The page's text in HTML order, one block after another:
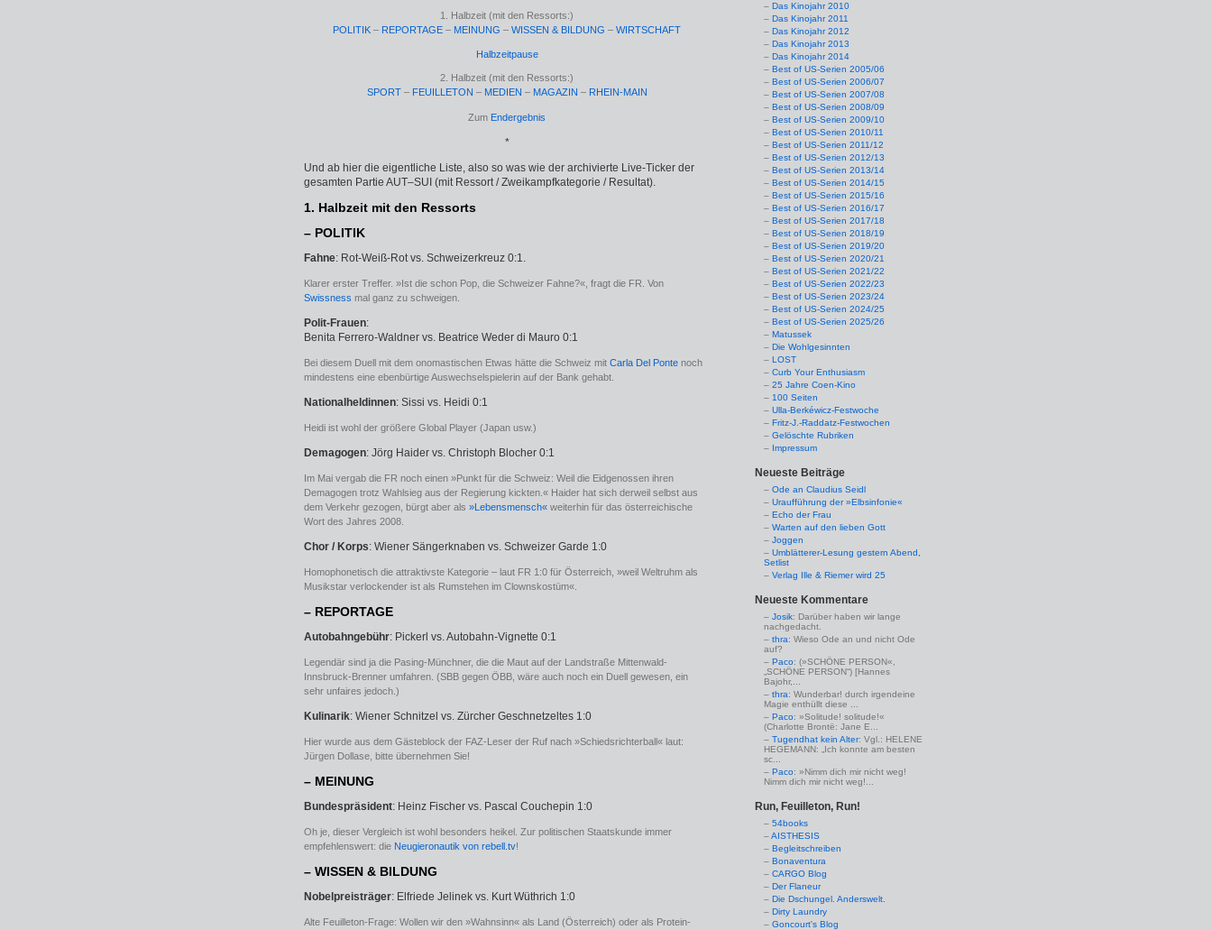
1. Halbzeit (mit den Ressorts:)
POLITIK – REPORTAGE – MEINUNG – WISSEN & BILDUNG – WIRTSCHAFT
Halbzeitpause
2. Halbzeit (mit den Ressorts:)
SPORT– FEUILLETON – MEDIEN – MAGAZIN – RHEIN-MAIN
Zum Endergebnis
*
Und ab hier die eigentliche Liste, also so was wie der archivierte Live-Ticker der
gesamten Partie AUT–SUI (mit Ressort / Zwei­kampfkategorie / Resultat).
1. Halbzeit mit den Ressorts
– POLITIK
Fahne: Rot-Weiß-Rot vs. Schweizerkreuz 0:1.
Klarer erster Treffer. »Ist die schon Pop, die Schweizer Fahne?«, fragt die FR. Von
Swissness mal ganz zu schweigen.
Polit-Frauen:
Benita Ferrero-Waldner vs. Beatrice Weder di Mauro 0:1
Bei diesem Duell mit dem onomastischen Etwas hätte die Schweiz mit Carla Del Ponte noch
mindestens eine ebenbürtige Auswechselspielerin auf der Bank gehabt.
Nationalheldinnen: Sissi vs. Heidi 0:1
Heidi ist wohl der größere Global Player (Japan usw.)
Demagogen: Jörg Haider vs. Christoph Blocher 0:1
Im Mai vergab die FR noch einen »Punkt für die Schweiz: Weil die Eidgenossen ihren
Demagogen trotz Wahlsieg aus der Regierung kickten.« Haider hat sich derweil selbst aus
dem Verkehr gezogen, bürgt aber als »Lebensmensch« weiterhin für das österreichische
Wort des Jahres 2008.
Chor / Korps: Wiener Sängerknaben vs. Schweizer Garde 1:0
Homophonetisch die attraktivste Kategorie – laut FR 1:0 für Österreich, »weil Weltruhm als
Musikstar verlockender ist als Rumstehen im Clownskostüm«.
– REPORTAGE
Autobahngebühr: Pickerl vs. Autobahn-Vignette 0:1
Legendär sind ja die Pasing-Münchner, die die Maut auf der Landstraße Mittenwald-
Innsbruck-Brenner umfahren. (SBB gegen ÖBB, wäre auch noch ein Duell gewesen, ein
sehr unfaires jedoch.)
Kulinarik: Wiener Schnitzel vs. Zürcher Geschnetzeltes 1:0
Hier wurde aus dem Gästeblock der FAZ-Leser der Ruf nach »Schiedsrichterball« laut:
Jürgen Dollase, bitte übernehmen Sie!
– MEINUNG
Bundespräsident: Heinz Fischer vs. Pascal Couchepin 1:0
Oh je, dieser Vergleich ist wohl besonders heikel. Zur politischen Staatskunde immer
empfehlenswert: die Neugieronautik von rebell.tv!
– WISSEN & BILDUNG
Nobelpreisträger: Elfriede Jelinek vs. Kurt Wüthrich 1:0
Alte Feuilleton-Frage: Wollen wir den »Wahnsinn« als Land (Österreich) oder als Protein-
Das Kinojahr 2010
Das Kinojahr 2011
Das Kinojahr 2012
Das Kinojahr 2013
Das Kinojahr 2014
Best of US-Serien 2005/06
Best of US-Serien 2006/07
Best of US-Serien 2007/08
Best of US-Serien 2008/09
Best of US-Serien 2009/10
Best of US-Serien 2010/11
Best of US-Serien 2011/12
Best of US-Serien 2012/13
Best of US-Serien 2013/14
Best of US-Serien 2014/15
Best of US-Serien 2015/16
Best of US-Serien 2016/17
Best of US-Serien 2017/18
Best of US-Serien 2018/19
Best of US-Serien 2019/20
Best of US-Serien 2020/21
Best of US-Serien 2021/22
Best of US-Serien 2022/23
Best of US-Serien 2023/24
Best of US-Serien 2024/25
Best of US-Serien 2025/26
Matussek
Die Wohlgesinnten
LOST
Curb Your Enthusiasm
25 Jahre Coen-Kino
100 Seiten
Ulla-Berkéwicz-Festwoche
Fritz-J.-Raddatz-Festwochen
Gelöschte Rubriken
Impressum
Neueste Beiträge
Ode an Claudius Seidl
Uraufführung der »Elbsinfonie«
Echo der Frau
Warten auf den lieben Gott
Joggen
Umblätterer-Lesung gestern Abend,
Setlist
Verlag Ille & Riemer wird 25
Neueste Kommentare
Josik: Darüber haben wir lange
nachgedacht.
thra: Wieso Ode an und nicht Ode
auf?
Paco: (»SCHÖNE PERSON«,
„SCHÖNE PERSON“) [Hannes
Bajohr,...
thra: Wunderbar! durch irgendeine
Magie enthüllt diese ...
Paco: »Solitude! solitude!«
(Charlotte Brontë: Jane E...
Tugendhat kein Alter: Vgl.: HELENE
HEGEMANN: „Ich konnte am besten
sc...
Paco: »Nimm dich mir nicht weg!
Nimm dich mir nicht weg!...
Run, Feuilleton, Run!
54books
AISTHESIS
Begleitschreiben
Bonaventura
CARGO Blog
Der Flaneur
Die Dschungel. Anderswelt.
Dirty Laundry
Goncourt's Blog